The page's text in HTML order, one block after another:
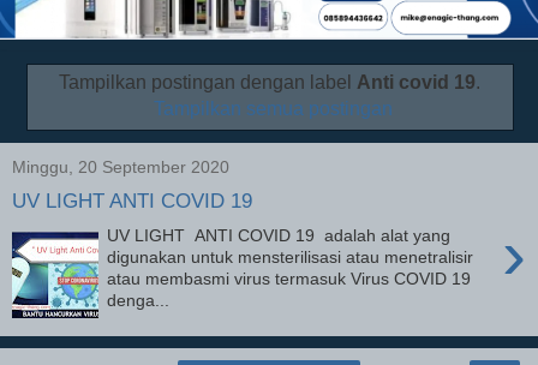
Tampilkan postingan dengan label Anti covid 19.
Tampilkan semua postingan
Minggu, 20 September 2020
UV LIGHT ANTI COVID 19
›
UV LIGHT ANTI COVID 19 adalah alat yang
digunakan untuk mensterilisasi atau menetralisir
atau membasmi virus termasuk Virus COVID 19
denga...